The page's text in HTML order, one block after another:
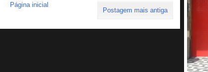
Postagem mais antiga
Página inicial